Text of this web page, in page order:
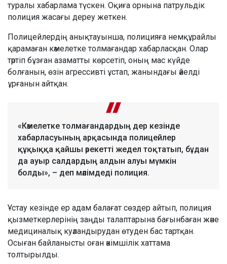
туралы хабарлама түскен. Оқиға орнына патрульдік
полиция жасағы дереу жеткен.
Полицейлердің анықтауынша, полицияға немқұрайлы
қарамаған кәмелетке толмағандар хабарласқан. Олар
тәртіп бұзған азаматты көрсетіп, оның мас күйде
болғанын, өзін агрессивті ұстап, жанындағы әйелді
ұрғанын айтқан.
«Кәмелетке толмағандардың дер кезінде
хабарласуының арқасында полицейлер
құқыққа қайшы әрекетті жедел тоқтатып, бұдан
да ауыр салдардың алдын алуы мүмкін
болды», – деп мәлімдеді полиция.
Ұстау кезінде ер адам балағат сөздер айтып, полиция
қызметкерлерінің заңды талаптарына бағынбаған және
медициналық куәландырудан өтуден бас тартқан.
Осыған байланысты оған әкімшілік хаттама
толтырылды.